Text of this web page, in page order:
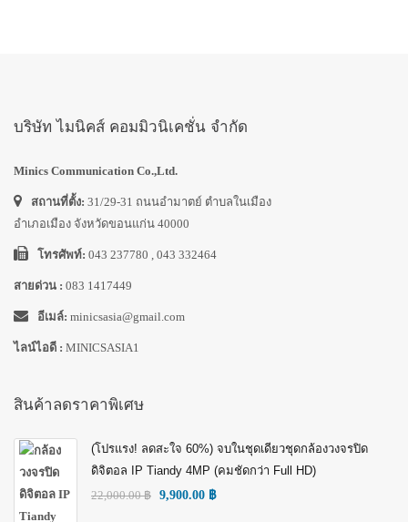
บริษัท ไมนิคส์ คอมมิวนิเคชั่น จำกัด
Minics Communication Co.,Ltd.
สถานที่ตั้ง: 31/29-31 ถนนอำมาตย์ ตำบลในเมือง
อำเภอเมือง จังหวัดขอนแก่น 40000
โทรศัพท์: 043 237780 , 043 332464
สายด่วน : 083 1417449
อีเมล์: minicsasia@gmail.com
ไลน์ไอดี : MINICSASIA1
สินค้าลดราคาพิเศษ
(โปรแรง! ลดสะใจ 60%) จบในชุดเดียวชุดกล้องวงจรปิด
ดิจิตอล IP Tiandy 4MP (คมชัดกว่า Full HD)
22,000.00฿ 9,900.00 ฿